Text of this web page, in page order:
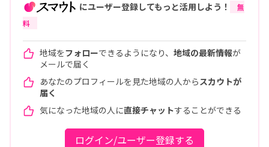
にユーザー登録してもっと活用しよう！
無
料
地域をフォローできるようになり、 地域の最新情報が
メールで届く
あなたのプロフィールを見た地域の人から スカウトが
届く
気になった地域の人に直接チャットすることができる
ログイン/ユーザー登録する